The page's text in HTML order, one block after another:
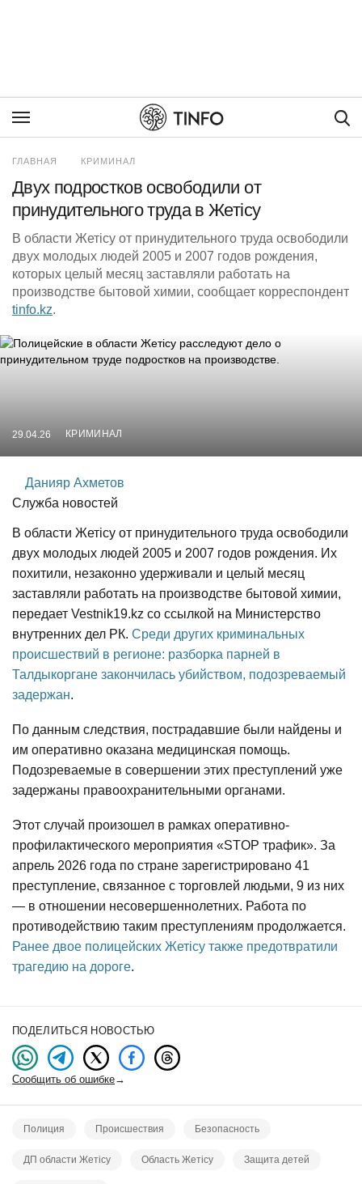
ГЛАВНАЯ КРИМИНАЛ
Двух подростков освободили от
принудительного труда в Жетісу
В области Жетісу от принудительного труда освободили
двух молодых людей 2005 и 2007 годов рождения,
которых целый месяц заставляли работать на
производстве бытовой химии, сообщает корреспондент
tinfo.kz.
29.04.26 КРИМИНАЛ
Данияр Ахметов
Служба новостей
В области Жетісу от принудительного труда освободили
двух молодых людей 2005 и 2007 годов рождения. Их
похитили, незаконно удерживали и целый месяц
заставляли работать на производстве бытовой химии,
передает Vestnik19.kz со ссылкой на Министерство
внутренних дел РК. Среди других криминальных
происшествий в регионе: разборка парней в
Талдыкоргане закончилась убийством, подозреваемый
задержан.
По данным следствия, пострадавшие были найдены и
им оперативно оказана медицинская помощь.
Подозреваемые в совершении этих преступлений уже
задержаны правоохранительными органами.
Этот случай произошел в рамках оперативно-
профилактического мероприятия «STOP трафик». За
апрель 2026 года по стране зарегистрировано 41
преступление, связанное с торговлей людьми, 9 из них
— в отношении несовершеннолетних. Работа по
противодействию таким преступлениям продолжается.
Ранее двое полицейских Жетісу также предотвратили
трагедию на дороге.
ПОДЕЛИТЬСЯ НОВОСТЬЮ
Сообщить об ошибке→
Полиция Происшествия Безопасность
ДП области Жетісу Область Жетісу Защита детей